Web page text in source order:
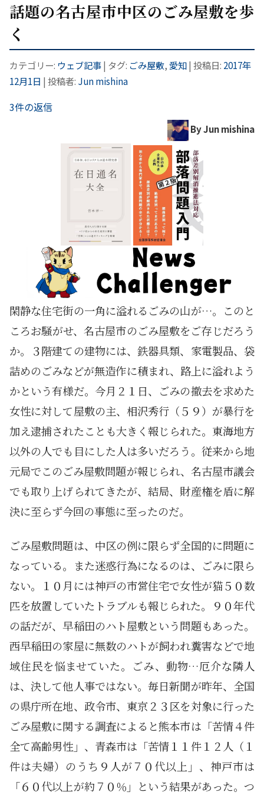
話題の名古屋市中区のごみ屋敷を歩
く
カテゴリー: ウェブ記事| タグ: ごみ屋敷, 愛知| 投稿日: 2017年
12月1日 | 投稿者: Jun mishina
3件の返信
By Jun mishina
閑静な住宅街の一角に溢れるごみの山が…。このと
ころお騒がせ、名古屋市のごみ屋敷をご存じだろう
か。３階建ての建物には、鉄器具類、家電製品、袋
詰めのごみなどが無造作に積まれ、路上に溢れよう
かという有様だ。今月２１日、ごみの撤去を求めた
女性に対して屋敷の主、相沢秀行（５９）が暴行を
加え逮捕されたことも大きく報じられた。東海地方
以外の人でも目にした人は多いだろう。従来から地
元局でこのごみ屋敷問題が報じられ、名古屋市議会
でも取り上げられてきたが、結局、財産権を盾に解
決に至らず今回の事態に至ったのだ。
ごみ屋敷問題は、中区の例に限らず全国的に問題に
なっている。また迷惑行為になるのは、ごみに限ら
ない。１０月には神戸の市営住宅で女性が猫５０数
匹を放置していたトラブルも報じられた。９０年代
の話だが、早稲田のハト屋敷という問題もあった。
西早稲田の家屋に無数のハトが飼われ糞害などで地
域住民を悩ませていた。ごみ、動物…厄介な隣人
は、決して他人事ではない。毎日新聞が昨年、全国
の県庁所在地、政令市、東京２３区を対象に行った
ごみ屋敷に関する調査によると熊本市は「苦情４件
全て高齢男性」、青森市は「苦情１１件１２人（１
件は夫婦）のうち９人が７０代以上」、神戸市は
「６０代以上が約７０％」という結果があった。つ